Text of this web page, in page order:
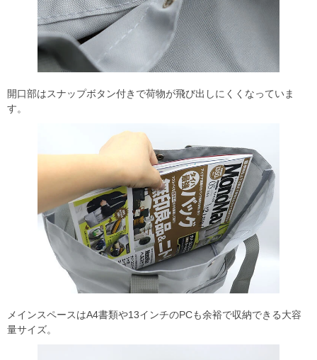
開口部はスナップボタン付きで荷物が飛び出しにくくなっていま
す。
メインスペースはA4書類や13インチのPCも余裕で収納できる大容
量サイズ。